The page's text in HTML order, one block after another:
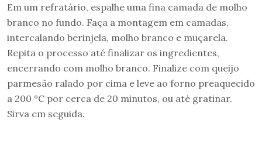
Em um refratário, espalhe uma fina camada de molho
branco no fundo. Faça a montagem em camadas,
intercalando berinjela, molho branco e muçarela.
Repita o processo até finalizar os ingredientes,
encerrando com molho branco. Finalize com queijo
parmesão ralado por cima e leve ao forno preaquecido
a 200 °C por cerca de 20 minutos, ou até gratinar.
Sirva em seguida.